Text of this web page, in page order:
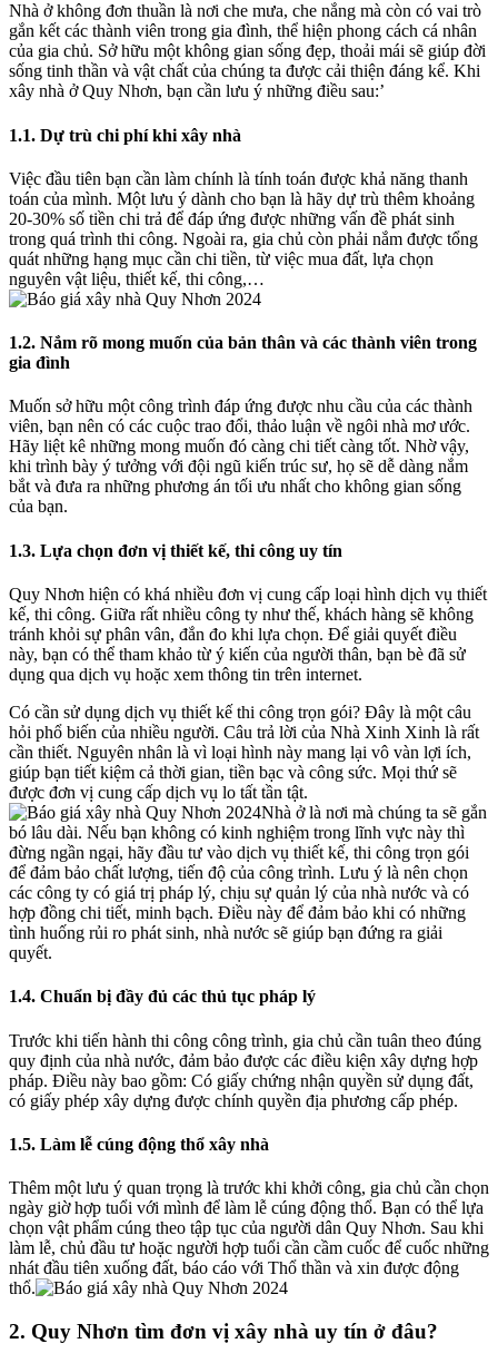
Nhà ở không đơn thuần là nơi che mưa, che nắng mà còn có vai trò
gắn kết các thành viên trong gia đình, thể hiện phong cách cá nhân
của gia chủ. Sở hữu một không gian sống đẹp, thoải mái sẽ giúp đời
sống tinh thần và vật chất của chúng ta được cải thiện đáng kể. Khi
xây nhà ở Quy Nhơn, bạn cần lưu ý những điều sau:’
1.1. Dự trù chi phí khi xây nhà
Việc đầu tiên bạn cần làm chính là tính toán được khả năng thanh
toán của mình. Một lưu ý dành cho bạn là hãy dự trù thêm khoảng
20-30% số tiền chi trả để đáp ứng được những vấn đề phát sinh
trong quá trình thi công. Ngoài ra, gia chủ còn phải nắm được tổng
quát những hạng mục cần chi tiền, từ việc mua đất, lựa chọn
nguyên vật liệu, thiết kế, thi công,…
1.2. Nắm rõ mong muốn của bản thân và các thành viên trong
gia đình
Muốn sở hữu một công trình đáp ứng được nhu cầu của các thành
viên, bạn nên có các cuộc trao đổi, thảo luận về ngôi nhà mơ ước.
Hãy liệt kê những mong muốn đó càng chi tiết càng tốt. Nhờ vậy,
khi trình bày ý tưởng với đội ngũ kiến trúc sư, họ sẽ dễ dàng nắm
bắt và đưa ra những phương án tối ưu nhất cho không gian sống
của bạn.
1.3. Lựa chọn đơn vị thiết kế, thi công uy tín
Quy Nhơn hiện có khá nhiều đơn vị cung cấp loại hình dịch vụ thiết
kế, thi công. Giữa rất nhiều công ty như thế, khách hàng sẽ không
tránh khỏi sự phân vân, đắn đo khi lựa chọn. Để giải quyết điều
này, bạn có thể tham khảo từ ý kiến của người thân, bạn bè đã sử
dụng qua dịch vụ hoặc xem thông tin trên internet.
Có cần sử dụng dịch vụ thiết kế thi công trọn gói? Đây là một câu
hỏi phổ biến của nhiều người. Câu trả lời của Nhà Xinh Xinh là rất
cần thiết. Nguyên nhân là vì loại hình này mang lại vô vàn lợi ích,
giúp bạn tiết kiệm cả thời gian, tiền bạc và công sức. Mọi thứ sẽ
được đơn vị cung cấp dịch vụ lo tất tần tật.
Nhà ở là nơi mà chúng ta sẽ gắn
bó lâu dài. Nếu bạn không có kinh nghiệm trong lĩnh vực này thì
đừng ngần ngại, hãy đầu tư vào dịch vụ thiết kế, thi công trọn gói
để đảm bảo chất lượng, tiến độ của công trình. Lưu ý là nên chọn
các công ty có giá trị pháp lý, chịu sự quản lý của nhà nước và có
hợp đồng chi tiết, minh bạch. Điều này để đảm bảo khi có những
tình huống rủi ro phát sinh, nhà nước sẽ giúp bạn đứng ra giải
quyết.
1.4. Chuẩn bị đầy đủ các thủ tục pháp lý
Trước khi tiến hành thi công công trình, gia chủ cần tuân theo đúng
quy định của nhà nước, đảm bảo được các điều kiện xây dựng hợp
pháp. Điều này bao gồm: Có giấy chứng nhận quyền sử dụng đất,
có giấy phép xây dựng được chính quyền địa phương cấp phép.
1.5. Làm lễ cúng động thổ xây nhà
Thêm một lưu ý quan trọng là trước khi khởi công, gia chủ cần chọn
ngày giờ hợp tuổi với mình để làm lễ cúng động thổ. Bạn có thể lựa
chọn vật phẩm cúng theo tập tục của người dân Quy Nhơn. Sau khi
làm lễ, chủ đầu tư hoặc người hợp tuổi cần cầm cuốc để cuốc những
nhát đầu tiên xuống đất, báo cáo với Thổ thần và xin được động
thổ.
2. Quy Nhơn tìm đơn vị xây nhà uy tín ở đâu?